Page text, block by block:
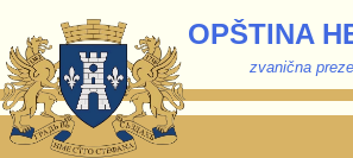
OPŠTINA
zvanična